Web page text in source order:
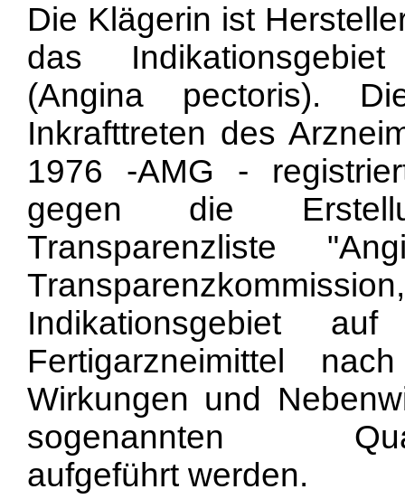
Die Klägerin ist
das
(Angina pectoris).
Inkrafttreten des
1976 -AMG -
gegen die
Transparenzliste
Indikationsgebiet
Fertigarzneimittel
Wirkungen und
sogenannten
aufgeführt werden.